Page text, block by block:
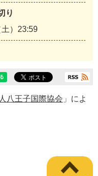
り
）23:59
八王子国際協会 」によ